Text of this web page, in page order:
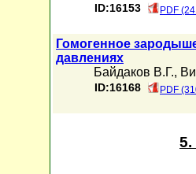
ID:16153 PDF
Гомогенное
давлениях
Байдаков В.Г.,
ID:16168 PDF
5.